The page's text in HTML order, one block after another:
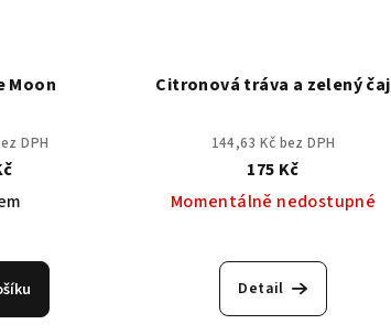
Moon
DPH
Citronová tráva a zelený čaj
144,63 Kč bez DPH
175 Kč
Momentálně nedostupné
hodnocení
produktu
je
Detail